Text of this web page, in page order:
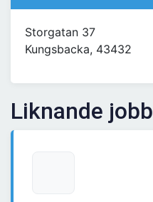
Storgatan 37
Kungsbacka, 43432
Liknande jobb